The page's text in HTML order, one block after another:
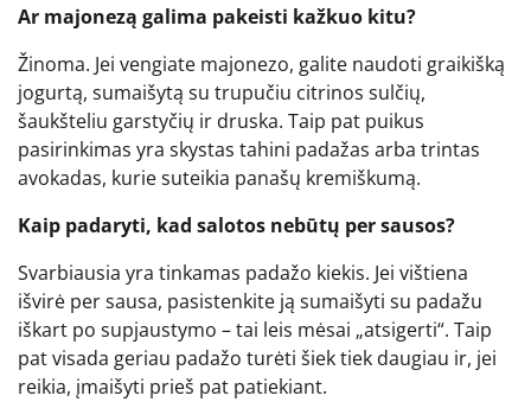
Ar majonezą galima pakeisti kažkuo kitu?
Žinoma. Jei vengiate majonezo, galite naudoti graikišką
jogurtą, sumaišytą su trupučiu citrinos sulčių,
šaukšteliu garstyčių ir druska. Taip pat puikus
pasirinkimas yra skystas tahini padažas arba trintas
avokadas, kurie suteikia panašų kremiškumą.
Kaip padaryti, kad salotos nebūtų per sausos?
Svarbiausia yra tinkamas padažo kiekis. Jei vištiena
išvirė per sausa, pasistenkite ją sumaišyti su padažu
iškart po supjaustymo – tai leis mėsai „atsigerti“. Taip
pat visada geriau padažo turėti šiek tiek daugiau ir, jei
reikia, įmaišyti prieš pat patiekiant.